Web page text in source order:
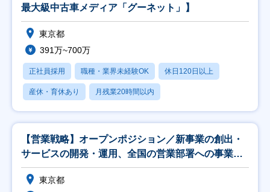
最大級中古車メディア「グーネット」】
東京都
391万~700万
正社員採用 職種・業界未経験OK 休日120日以上
産休・育休あり 月残業20時間以内
【営業戦略】オープンポジション／新事業の創出・
サービスの開発・運用、全国の営業部署への事業推
進支援
東京都